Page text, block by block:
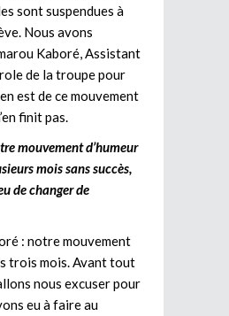
sont suspendues à
Nous avons
Kaboré, Assistant
de la troupe pour
est de ce mouvement
finit pas.
mouvement d’humeur
mois sans succès,
de changer de
: notre mouvement
trois mois. Avant tout
nous excuser pour
eu à faire au